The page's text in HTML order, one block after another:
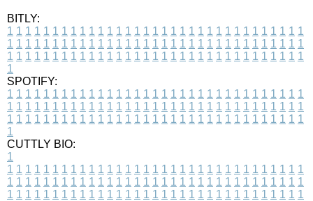
BITLY:
1 1 1 1 1 1 1 1 1 1 1 1 1 1 1 1 1 1 1 1 1 1 1 1 1 1 1 1 1 1 1 1 1
1 1 1 1 1 1 1 1 1 1 1 1 1 1 1 1 1 1 1 1 1 1 1 1 1 1 1 1 1 1 1 1 1
1 1 1 1 1 1 1 1 1 1 1 1 1 1 1 1 1 1 1 1 1 1 1 1 1 1 1 1 1 1 1 1 1
1
SPOTIFY:
1 1 1 1 1 1 1 1 1 1 1 1 1 1 1 1 1 1 1 1 1 1 1 1 1 1 1 1 1 1 1 1 1
1 1 1 1 1 1 1 1 1 1 1 1 1 1 1 1 1 1 1 1 1 1 1 1 1 1 1 1 1 1 1 1 1
1 1 1 1 1 1 1 1 1 1 1 1 1 1 1 1 1 1 1 1 1 1 1 1 1 1 1 1 1 1 1 1 1
1
CUTTLY BIO:
1
1 1 1 1 1 1 1 1 1 1 1 1 1 1 1 1 1 1 1 1 1 1 1 1 1 1 1 1 1 1 1 1 1
1 1 1 1 1 1 1 1 1 1 1 1 1 1 1 1 1 1 1 1 1 1 1 1 1 1 1 1 1 1 1 1 1
1 1 1 1 1 1 1 1 1 1 1 1 1 1 1 1 1 1 1 1 1 1 1 1 1 1 1 1 1 1 1 1 1